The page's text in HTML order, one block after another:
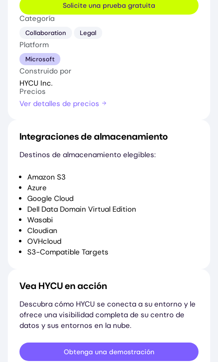
Solicite una prueba gratuita
Categoría
Collaboration Legal
Platform
Microsoft
Construido por
HYCU Inc.
Precios
Ver detalles de precios
Integraciones de almacenamiento
Destinos de almacenamiento elegibles:
Amazon S3
Azure
Google Cloud
Dell Data Domain Virtual Edition
Wasabi
Cloudian
OVHcloud
S3-Compatible Targets
Vea HYCU en acción
Descubra cómo HYCU se conecta a su entorno y le
ofrece una visibilidad completa de su centro de
datos y sus entornos en la nube.
Obtenga una demostración